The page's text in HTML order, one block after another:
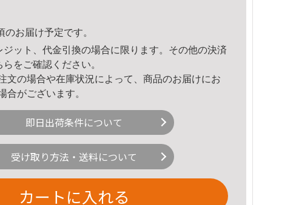
のお届け予定です。
ジット、代金引換の場合に限ります。その他の決済
ら をご確認ください。
文の場合や在庫状況によって、商品のお届けにお
合がございます。
即日出荷条件について
受け取り方法・送料について
カートに入れる